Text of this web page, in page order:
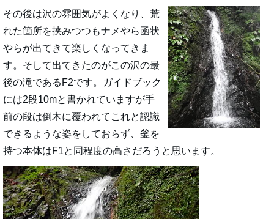
その後は沢の雰囲気がよくなり、荒
れた箇所を挟みつつもナメやら函状
やらが出てきて楽しくなってきま
す。そして出てきたのがこの沢の最
後の滝であるF2です。ガイドブック
には2段10mと書かれていますが手
前の段は倒木に覆われてこれと認識
できるような姿をしておらず、釜を
持つ本体はF1と同程度の高さだろうと思います。